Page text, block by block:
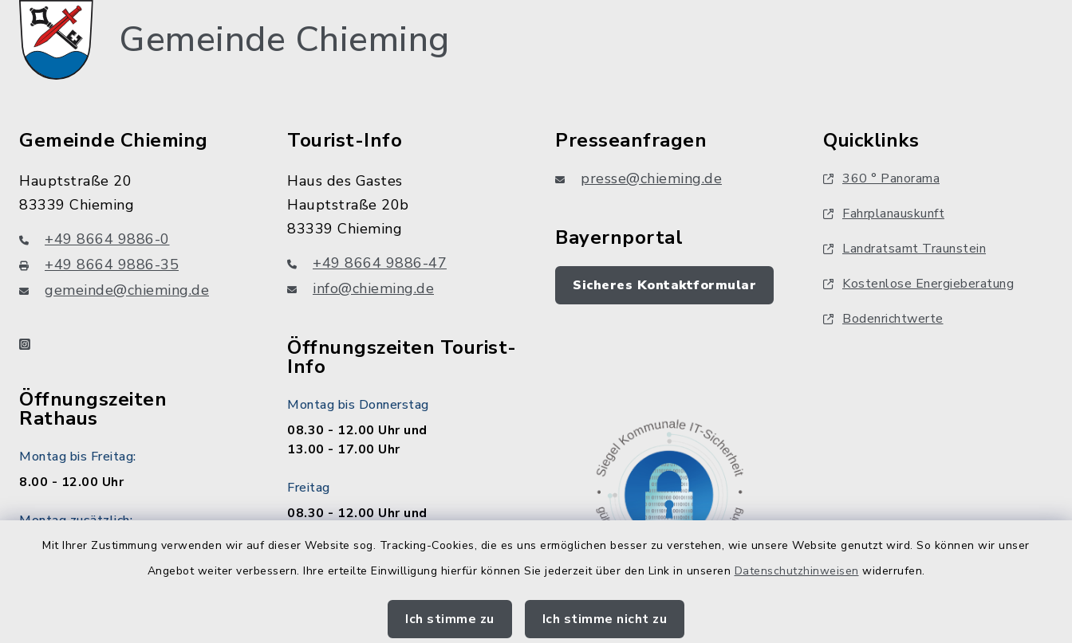
Mit Ihrer Zustimmung verwenden wir auf dieser Website sog. Tracking-Cookies, die es uns ermöglichen besser zu verstehen, wie unsere Website genutzt wird. So können wir unser
Angebot weiter verbessern. Ihre erteilte Einwilligung hierfür können Sie jederzeit über den Link in unseren Datenschutzhinweisen widerrufen.
Ich stimme zu Ich stimme nicht zu
Gemeinde Chieming
Gemeinde Chieming
Hauptstraße 20
83339 Chieming
+49 8664 9886-0
+49 8664 9886-35
gemeinde@chieming.de
instagram
Öffnungszeiten
Rathaus
Montag bis Freitag:
8.00 - 12.00 Uhr
Montag zusätzlich:
13.00 - 16.30 Uhr
Tourist-Info
Haus des Gastes
Hauptstraße 20b
83339 Chieming
+49 8664 9886-47
info@chieming.de
Öffnungszeiten Tourist-
Info
Montag bis Donnerstag
08.30 - 12.00 Uhr und
13.00 - 17.00 Uhr
Freitag
08.30 - 12.00 Uhr und
Samstag
09.00 - 12.00 Uhr
Sonn- und Feiertag
Presseanfragen
presse@chieming.de
Bayernportal
Sicheres Kontaktformular
Quicklinks
360 ° Panorama
Fahrplanauskunft
Landratsamt Traunstein
Kostenlose Energieberatung
Bodenrichtwerte